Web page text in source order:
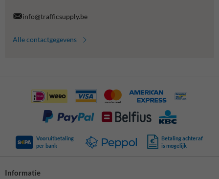
info@trafficsupply.be
Alle contactgegevens
Vooruitbetaling
per bank
Betaling achteraf
is mogelijk
Informatie